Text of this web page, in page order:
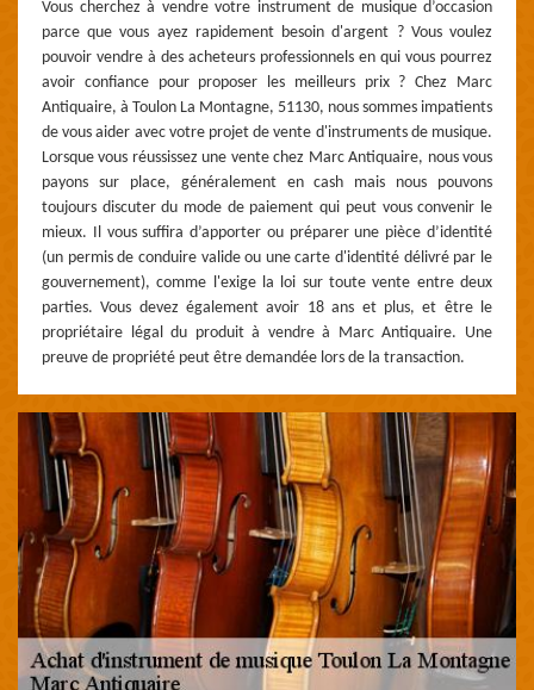
Vous cherchez à vendre votre instrument de musique d’occasion
parce que vous ayez rapidement besoin d'argent ? Vous voulez
pouvoir vendre à des acheteurs professionnels en qui vous pourrez
avoir confiance pour proposer les meilleurs prix ? Chez Marc
Antiquaire, à Toulon La Montagne, 51130, nous sommes impatients
de vous aider avec votre projet de vente d'instruments de musique.
Lorsque vous réussissez une vente chez Marc Antiquaire, nous vous
payons sur place, généralement en cash mais nous pouvons
toujours discuter du mode de paiement qui peut vous convenir le
mieux. Il vous suffira d’apporter ou préparer une pièce d’identité
(un permis de conduire valide ou une carte d'identité délivré par le
gouvernement), comme l'exige la loi sur toute vente entre deux
parties. Vous devez également avoir 18 ans et plus, et être le
propriétaire légal du produit à vendre à Marc Antiquaire. Une
preuve de propriété peut être demandée lors de la transaction.